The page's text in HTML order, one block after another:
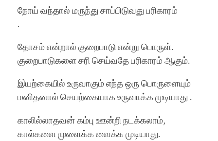
நோய் வந்தால் மருந்து சாப்பிடுவது பரிகாரம்
.
தோசம் என்றால் குறைபாடு என்று பொருள்.
குறைபாடுகளை சரி செய்வதே பரிகாரம் ஆகும்.
இயற்கையில் உருவாகும் எந்த ஒரு பொருளையும்
மனிதனால் செயற்கையாக உருவாக்க முடியாது .
காலில்லாதவன் கம்பு ஊன்றி நடக்கலாம்,
கால்களை முளைக்க வைக்க முடியாது.